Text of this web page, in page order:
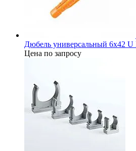
Дюбель универсальный 6х42 U
Цена по запросу